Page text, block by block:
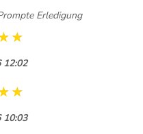
Erledigung
12:02
10:03